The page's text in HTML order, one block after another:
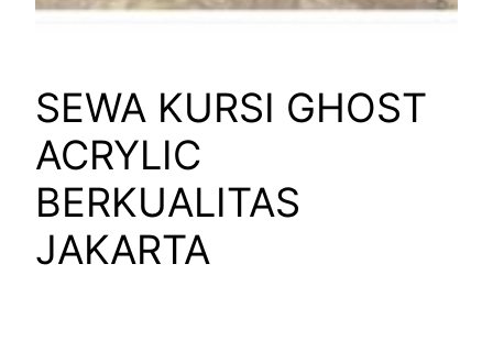
SEWA KURSI GHOST
ACRYLIC
BERKUALITAS
JAKARTA